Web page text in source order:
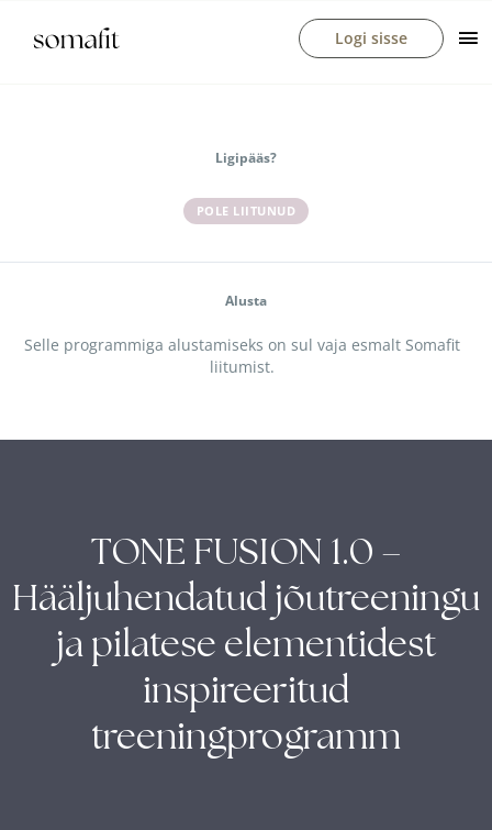
Logi sisse
Ligipääs?
POLE LIITUNUD
Alusta
Selle programmiga alustamiseks on sul vaja esmalt Somafit
liitumist.
TONE FUSION 1.0 –
Hääljuhendatud jõutreeningu
ja pilatese elementidest
inspireeritud
treeningprogramm